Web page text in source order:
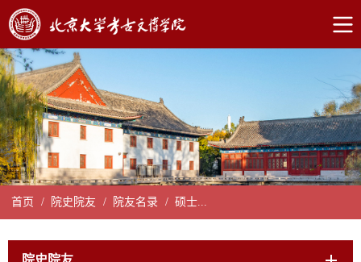
首页 / 院史院友 / 院友名录 / 硕士...